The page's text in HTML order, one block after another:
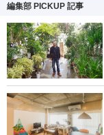
編集部 PICKUP 記事